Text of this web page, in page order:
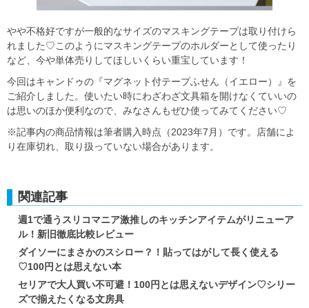
やや不格好ですが一般的なサイズのマスキングテープは取り付けら
れました♡このようにマスキングテープのホルダーとして使ったり
など、今や単体売りしてほしいくらい重宝しています！
今回はキャンドゥの『マグネット付テープふせん（イエロー）』を
ご紹介しました。使いたい時にわざわざ文具箱を開けなくていいの
は思いのほか便利なので、みなさんもぜひ使ってみてください♡
※記事内の商品情報は筆者購入時点（2023年7月）です。店舗によ
り在庫切れ、取り扱っていない場合があります。
関連記事
週1で通うスリコマニア激推しのキッチンアイテムがリニューア
ル！新旧徹底比較レビュー
ダイソーにまさかのスシロー？！貼ってはがして長く使える
♡100円とは思えない本
セリアで大人買い不可避！100円とは思えないデザイン♡シリー
ズで揃えたくなる文房具